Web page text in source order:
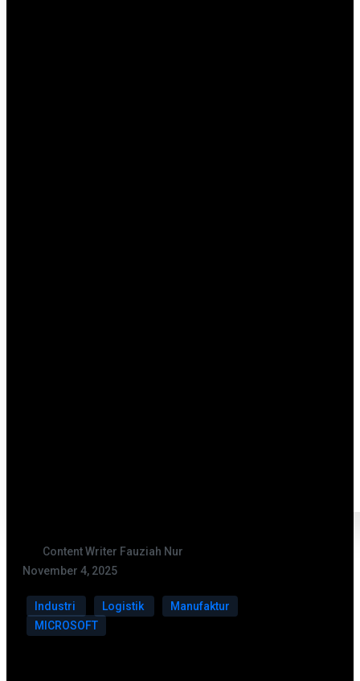
Content Writer Fauziah Nur
November 4, 2025
Industri Logistik
Manufaktur
MICROSOFT